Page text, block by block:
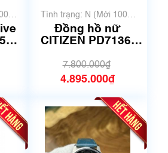
Tình trạng: N (Mới 100%
chưa qua sử dụng)
Đồng hồ nữ
CITIZEN PD7136-
29mm - Mã số 6708
7.800.000₫
4.895.000₫